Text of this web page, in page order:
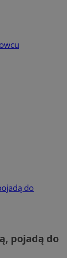
do
pojadą do